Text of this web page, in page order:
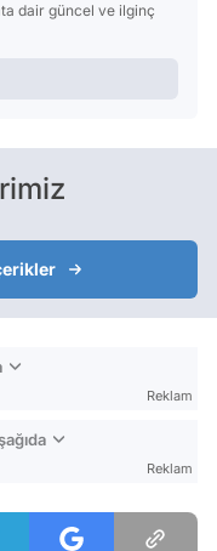
dair güncel ve ilginç
Reklam
Reklam